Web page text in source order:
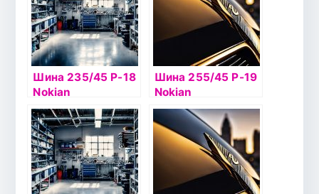
Шина 235/45 Р-18
Nokian
Hakkapelitta 8 98T
б/к шип
Шина 255/45 Р-19
Nokian
Hakkapelitta 9
104T б/к шип